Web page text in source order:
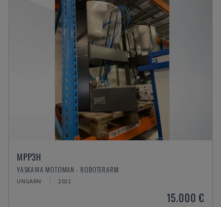
MPP3H
YASKAWA MOTOMAN - ROBOTERARM
UNGARN 2021
15.000 €